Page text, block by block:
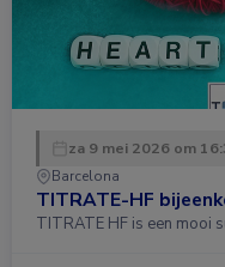
za 9 mei 2026 om
Barcelona
TITRATE-HF
TITRATE HF is een mooi